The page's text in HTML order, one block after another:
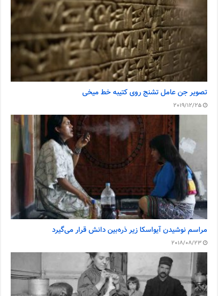
تصویر جن عامل تشنج روی کتیبه خط میخی
2019/12/25
مراسم نوشیدن آیواسکا زیر ذره‌بین دانش قرار می‌گیرد
2018/08/23